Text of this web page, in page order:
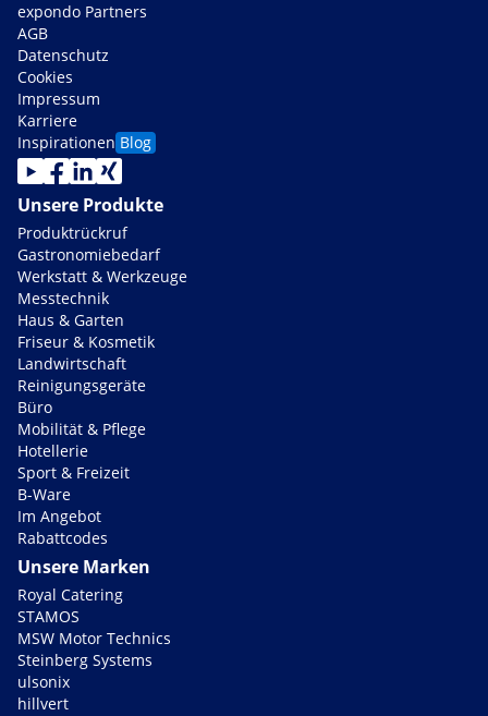
expondo Partners
AGB
Datenschutz
Cookies
Impressum
Karriere
Inspirationen Blog
Unsere Produkte
Produktrückruf
Gastronomiebedarf
Werkstatt & Werkzeuge
Messtechnik
Haus & Garten
Friseur & Kosmetik
Landwirtschaft
Reinigungsgeräte
Büro
Mobilität & Pflege
Hotellerie
Sport & Freizeit
B-Ware
Im Angebot
Rabattcodes
Unsere Marken
Royal Catering
STAMOS
MSW Motor Technics
Steinberg Systems
ulsonix
hillvert